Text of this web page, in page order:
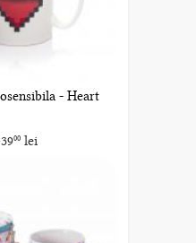
- Heart
3900lei